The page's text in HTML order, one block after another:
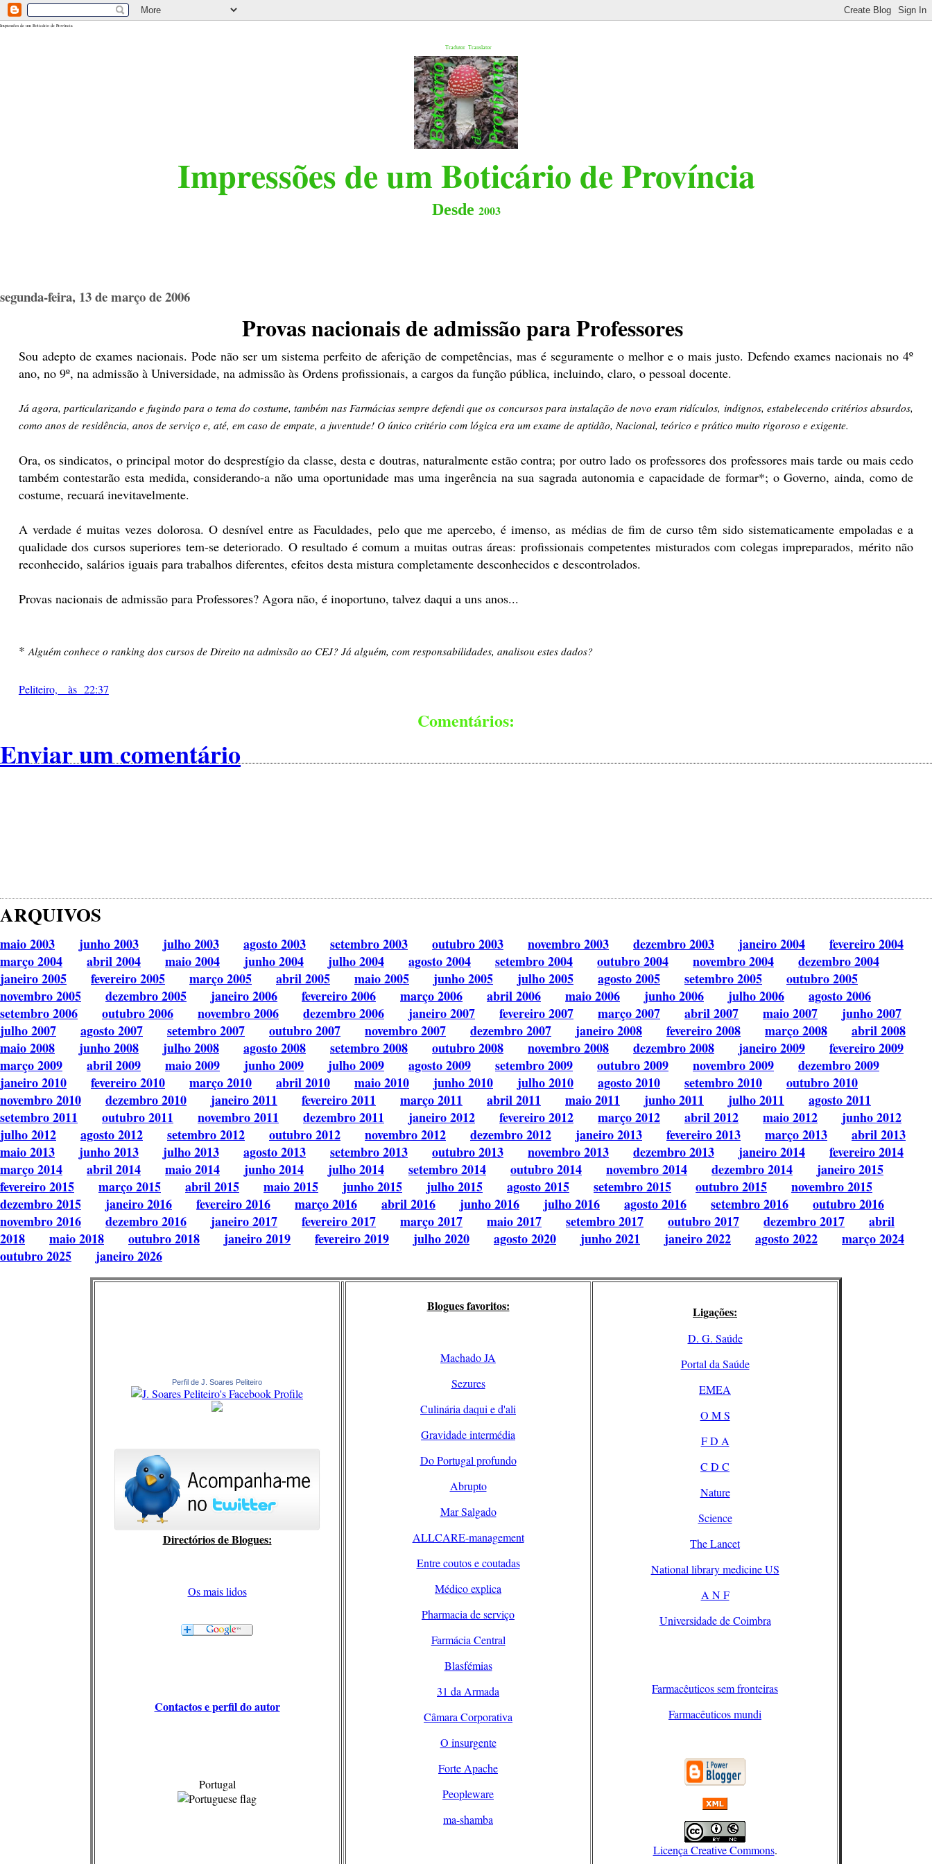
<$BlogRSDUrl$>
Impressões de um Boticário de Província
Tradutor Translator
Impressões de um Boticário de Província
Desde 2003
segunda-feira, 13 de março de 2006
Provas nacionais de admissão para Professores
Sou adepto de exames nacionais. Pode não ser um sistema perfeito de aferição de competências, mas é seguramente o melhor e o mais justo. Defendo exames nacionais no 4º
ano, no 9º, na admissão à Universidade, na admissão às Ordens profissionais, a cargos da função pública, incluindo, claro, o pessoal docente.
Já agora, particularizando e fugindo para o tema do costume, também nas Farmácias sempre defendi que os concursos para instalação de novo eram ridículos, indignos, estabelecendo critérios absurdos,
como anos de residência, anos de serviço e, até, em caso de empate, a juventude! O único critério com lógica era um exame de aptidão, Nacional, teórico e prático muito rigoroso e exigente.
Ora, os sindicatos, o principal motor do desprestígio da classe, desta e doutras, naturalmente estão contra; por outro lado os professores dos professores mais tarde ou mais cedo
também contestarão esta medida, considerando-a não uma oportunidade mas uma ingerência na sua sagrada autonomia e capacidade de formar*; o Governo, ainda, como de
costume, recuará inevitavelmente.
A verdade é muitas vezes dolorosa. O desnível entre as Faculdades, pelo que me apercebo, é imenso, as médias de fim de curso têm sido sistematicamente empoladas e a
qualidade dos cursos superiores tem-se deteriorado. O resultado é comum a muitas outras áreas: profissionais competentes misturados com colegas impreparados, mérito não
reconhecido, salários iguais para trabalhos diferentes, efeitos desta mistura completamente desconhecidos e descontrolados.
Provas nacionais de admissão para Professores? Agora não, é inoportuno, talvez daqui a uns anos...
* Alguém conhece o ranking dos cursos de Direito na admissão ao CEJ? Já alguém, com responsabilidades, analisou estes dados?
Peliteiro, às 22:37
Comentários:
Enviar um comentário
ARQUIVOS
maio 2003 junho 2003 julho 2003 agosto 2003 setembro 2003 outubro 2003 novembro 2003 dezembro 2003 janeiro 2004
fevereiro 2004
março 2004
abril 2004 maio 2004 junho 2004 julho 2004 agosto 2004 setembro 2004 outubro 2004 novembro 2004
dezembro 2004
janeiro 2005
fevereiro 2005 março 2005 abril 2005 maio 2005 junho 2005 julho 2005 agosto 2005 setembro 2005
outubro 2005
novembro 2005
dezembro 2005 janeiro 2006 fevereiro 2006 março 2006 abril 2006 maio 2006 junho 2006 julho 2006
agosto 2006
setembro 2006
outubro 2006 novembro 2006 dezembro 2006 janeiro 2007 fevereiro 2007 março 2007 abril 2007 maio 2007
junho 2007
julho 2007
agosto 2007 setembro 2007 outubro 2007 novembro 2007 dezembro 2007 janeiro 2008 fevereiro 2008 março 2008
abril 2008
maio 2008
junho 2008 julho 2008 agosto 2008 setembro 2008 outubro 2008 novembro 2008 dezembro 2008 janeiro 2009
fevereiro 2009
março 2009
abril 2009 maio 2009 junho 2009 julho 2009 agosto 2009 setembro 2009 outubro 2009 novembro 2009
dezembro 2009
janeiro 2010
fevereiro 2010 março 2010 abril 2010 maio 2010 junho 2010 julho 2010 agosto 2010 setembro 2010
outubro 2010
novembro 2010
dezembro 2010 janeiro 2011 fevereiro 2011 março 2011 abril 2011 maio 2011 junho 2011 julho 2011
agosto 2011
setembro 2011
outubro 2011 novembro 2011 dezembro 2011 janeiro 2012 fevereiro 2012 março 2012 abril 2012 maio 2012
junho 2012
julho 2012
agosto 2012 setembro 2012 outubro 2012 novembro 2012 dezembro 2012 janeiro 2013 fevereiro 2013 março 2013
abril 2013
maio 2013
junho 2013 julho 2013 agosto 2013 setembro 2013 outubro 2013 novembro 2013 dezembro 2013 janeiro 2014
fevereiro 2014
março 2014
abril 2014 maio 2014 junho 2014 julho 2014 setembro 2014 outubro 2014 novembro 2014 dezembro 2014
janeiro 2015
fevereiro 2015
março 2015 abril 2015 maio 2015 junho 2015 julho 2015 agosto 2015 setembro 2015 outubro 2015
novembro 2015
dezembro 2015
janeiro 2016 fevereiro 2016 março 2016 abril 2016 junho 2016 julho 2016 agosto 2016 setembro 2016
outubro 2016
novembro 2016
dezembro 2016 janeiro 2017 fevereiro 2017 março 2017 maio 2017 setembro 2017 outubro 2017 dezembro 2017
abril
2018
maio 2018 outubro 2018 janeiro 2019 fevereiro 2019 julho 2020 agosto 2020 junho 2021 janeiro 2022 agosto 2022
março 2024
outubro 2025
janeiro 2026
Perfil de J. Soares Peliteiro
Directórios de Blogues:
Os mais lidos
Contactos e perfil do autor
Portugal
Blogues favoritos:
Machado JA
Sezures
Culinária daqui e d'ali
Gravidade intermédia
Do Portugal profundo
Abrupto
Mar Salgado
ALLCARE-management
Entre coutos e coutadas
Médico explica
Pharmacia de serviço
Farmácia Central
Blasfémias
31 da Armada
Câmara Corporativa
O insurgente
Forte Apache
Peopleware
ma-shamba
Ligações:
D. G. Saúde
Portal da Saúde
EMEA
O M S
F D A
C D C
Nature
Science
The Lancet
National library medicine US
A N F
Universidade de Coimbra
Farmacêuticos sem fronteiras
Farmacêuticos mundi
Licença Creative Commons.